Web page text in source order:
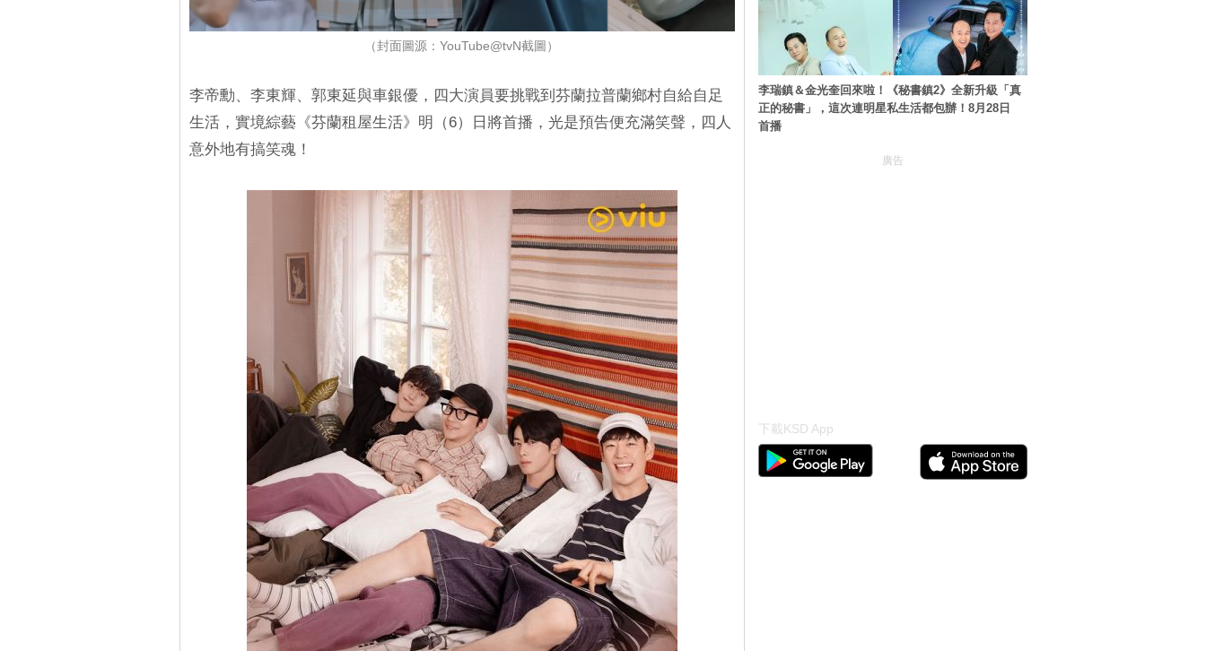
（封面圖源：YouTube@tvN截圖）
李帝勳、李東輝、郭東延與車銀優，四大演員要挑戰到芬蘭拉普蘭鄉村自給自足
生活，實境綜藝《芬蘭租屋生活》明（6）日將首播，光是預告便充滿笑聲，四人
意外地有搞笑魂！
李瑞鎮＆金光奎回來啦！《秘書鎮2》全新升級「真
正的秘書」，這次連明星私生活都包辦！8月28日
首播
廣告
下載KSD App